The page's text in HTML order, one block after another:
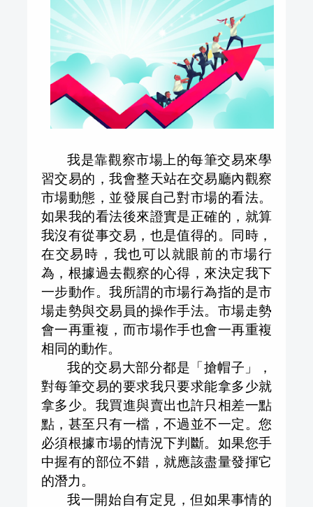
我是靠觀察市場上的每筆交易來學
習交易的，我會整天站在交易廳內觀察
市場動態，並發展自己對市場的看法。
如果我的看法後來證實是正確的，就算
我沒有從事交易，也是值得的。同時，
在交易時，我也可以就眼前的市場行
為，根據過去觀察的心得，來決定我下
一步動作。我所謂的市場行為指的是市
場走勢與交易員的操作手法。市場走勢
會一再重複，而市場作手也會一再重複
相同的動作。
我的交易大部分都是「搶帽子」，
對每筆交易的要求我只要求能拿多少就
拿多少。我買進與賣出也許只相差一點
點，甚至只有一檔，不過並不一定。您
必須根據市場的情況下判斷。如果您手
中握有的部位不錯，就應該盡量發揮它
的潛力。
我一開始自有定見，但如果事情的